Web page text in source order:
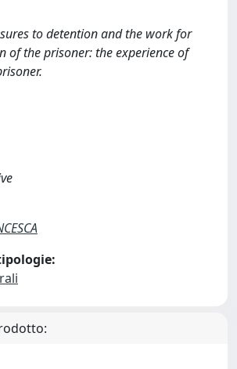
to detention and the work for
of the prisoner: the experience of